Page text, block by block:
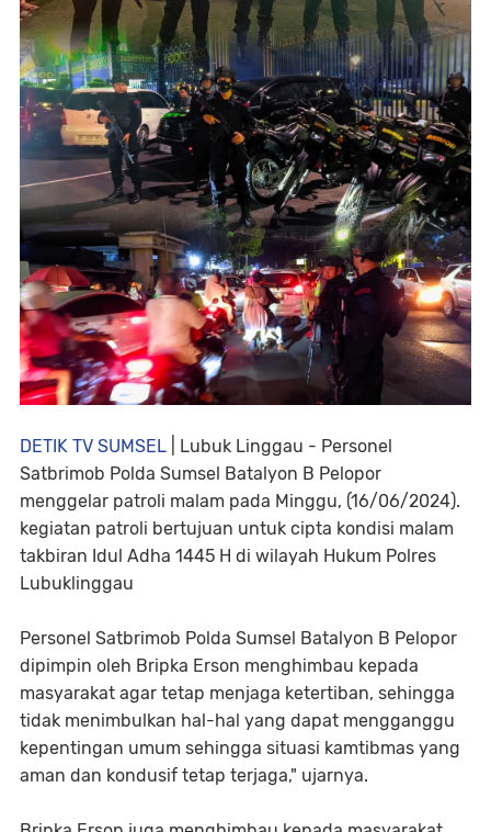
DETIK TV SUMSEL | Lubuk Linggau - Personel
Satbrimob Polda Sumsel Batalyon B Pelopor
menggelar patroli malam pada Minggu, (16/06/2024).
kegiatan patroli bertujuan untuk cipta kondisi malam
takbiran Idul Adha 1445 H di wilayah Hukum Polres
Lubuklinggau
Personel Satbrimob Polda Sumsel Batalyon B Pelopor
dipimpin oleh Bripka Erson menghimbau kepada
masyarakat agar tetap menjaga ketertiban, sehingga
tidak menimbulkan hal-hal yang dapat mengganggu
kepentingan umum sehingga situasi kamtibmas yang
aman dan kondusif tetap terjaga," ujarnya.